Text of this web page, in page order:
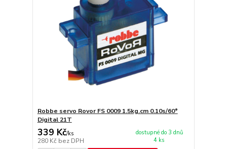
Robbe servo Rovor FS 0009 1.5kg.cm 0.10s/60°
Digital 21T
339 Kč/ks
280 Kč bez DPH
dostupné do 3 dnů
4 ks